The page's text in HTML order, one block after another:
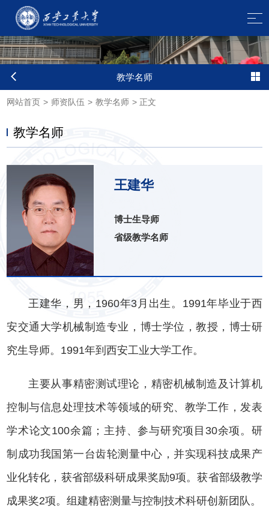
教学名师
教学名师
网站首页 > 师资队伍 > 教学名师 > 正文
王建华
博士生导师
省级教学名师
王建华，男，1960年3月出生。1991年毕业于西
安交通大学机械制造专业，博士学位，教授，博士研
究生导师。1991年到西安工业大学工作。
主要从事精密测试理论，精密机械制造及计算机
控制与信息处理技术等领域的研究、教学工作，发表
学术论文100余篇；主持、参与研究项目30余项。研
制成功我国第一台齿轮测量中心，并实现科技成果产
业化转化，获省部级科研成果奖励9项。获省部级教学
成果奖2项。组建精密测量与控制技术科研创新团队。